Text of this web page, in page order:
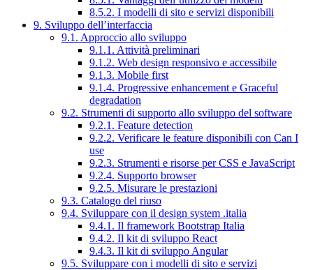
8.5.2. I modelli di sito e servizi disponibili
9. Sviluppo dell’interfaccia
9.1. Approccio allo sviluppo
9.1.1. Attività preliminari
9.1.2. Web design responsivo e accessibile
9.1.3. Mobile first
9.1.4. Progressive enhancement e Graceful
degradation
9.2. Strumenti di supporto allo sviluppo del software
9.2.1. Feature detection
9.2.2. Verificare le feature disponibili con Can I
use
9.2.3. Strumenti e risorse per CSS e JavaScript
9.2.4. Supporto browser
9.2.5. Misurare le prestazioni
9.3. Catalogo del riuso
9.4. Sviluppare con il design system .italia
9.4.1. Il framework Bootstrap Italia
9.4.2. Il kit di sviluppo React
9.4.3. Il kit di sviluppo Angular
9.5. Sviluppare con i modelli di sito e servizi